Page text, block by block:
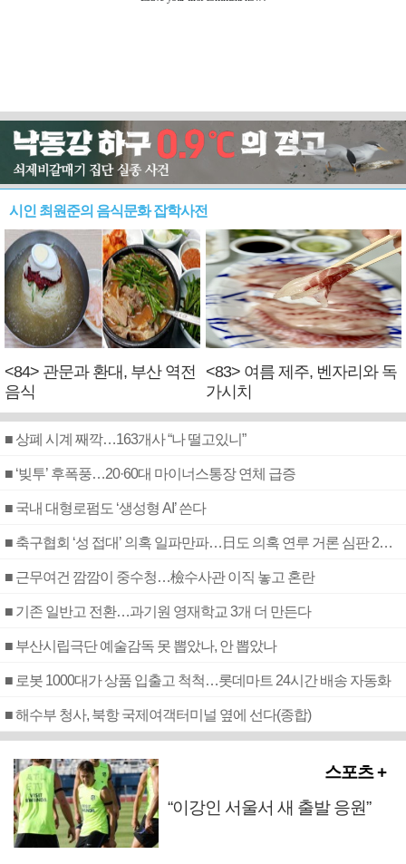
시인 최원준의 음식문화 잡학사전
<84> 관문과 환대, 부산 역전
음식
<83> 여름 제주, 벤자리와 독
가시치
■ 상폐 시계 째깍…163개사 “나 떨고있니”
■ ‘빚투’ 후폭풍…20·60대 마이너스통장 연체 급증
■ 국내 대형로펌도 ‘생성형 AI’ 쓴다
■ 축구협회 ‘성 접대’ 의혹 일파만파…日도 의혹 연루 거론 심판 2명 조사
■ 근무여건 깜깜이 중수청…檢수사관 이직 놓고 혼란
■ 기존 일반고 전환…과기원 영재학교 3개 더 만든다
■ 부산시립극단 예술감독 못 뽑았나, 안 뽑았나
■ 로봇 1000대가 상품 입출고 척척…롯데마트 24시간 배송 자동화
■ 해수부 청사, 북항 국제여객터미널 옆에 선다(종합)
스포츠 +
“이강인 서울서 새 출발 응원”